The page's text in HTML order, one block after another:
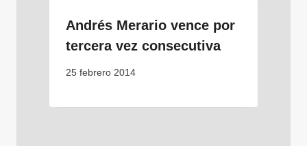
Andrés Merario vence por
tercera vez consecutiva
25 febrero 2014